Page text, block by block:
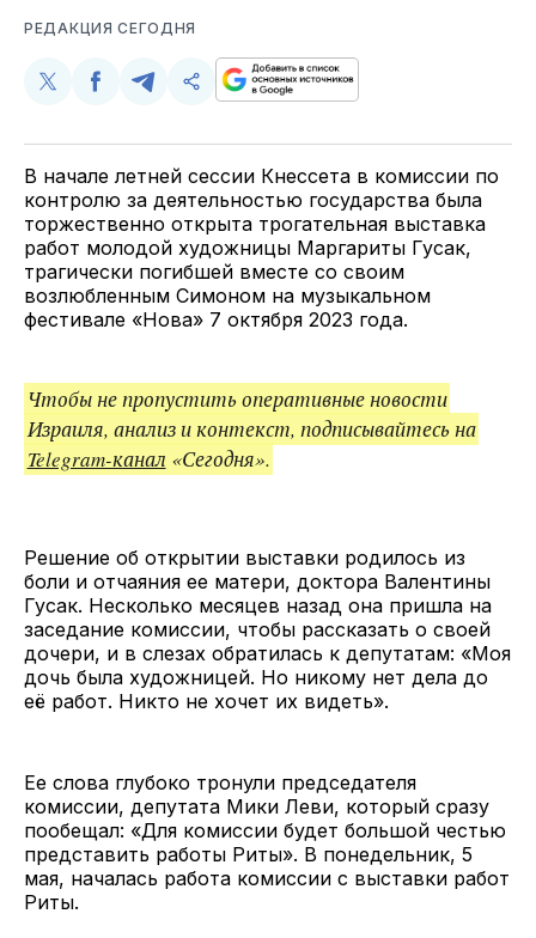
РЕДАКЦИЯ СЕГОДНЯ
Поделиться
Twitter
Поделиться
Facebook
Поделиться
Telegram
Скопируйте
поделитесь
ссылкой
В начале летней сессии Кнессета в комиссии по
контролю за деятельностью государства была
торжественно открыта трогательная выставка
работ молодой художницы Маргариты Гусак,
трагически погибшей вместе со своим
возлюбленным Симоном на музыкальном
фестивале «Нова» 7 октября 2023 года.
Чтобы не пропустить оперативные новости
Израиля, анализ и контекст, подписывайтесь на
Telegram-канал «Сегодня».
Решение об открытии выставки родилось из
боли и отчаяния ее матери, доктора Валентины
Гусак. Несколько месяцев назад она пришла на
заседание комиссии, чтобы рассказать о своей
дочери, и в слезах обратилась к депутатам: «Моя
дочь была художницей. Но никому нет дела до
её работ. Никто не хочет их видеть».
Ее слова глубоко тронули председателя
комиссии, депутата Мики Леви, который сразу
пообещал: «Для комиссии будет большой честью
представить работы Риты». В понедельник, 5
мая, началась работа комиссии с выставки работ
Риты.